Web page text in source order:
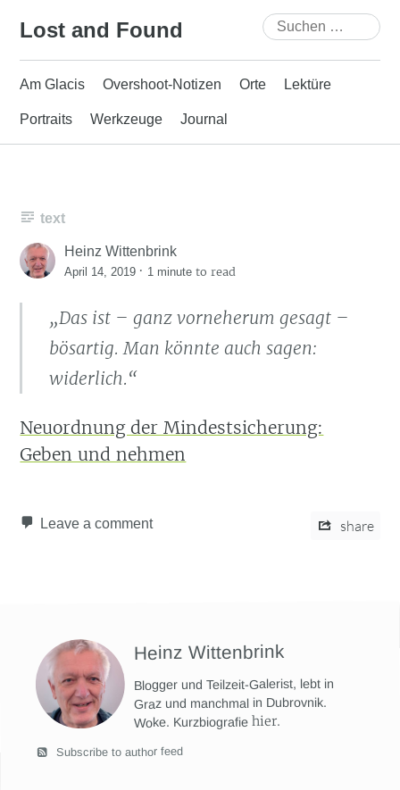
Lost and Found
Suchen
nach:
Am Glacis Overshoot-Notizen Orte Lektüre
Portraits Werkzeuge Journal
text
Heinz Wittenbrink
April 14, 2019 · 1 minute to read
„Das ist – ganz vorneherum gesagt –
bösartig. Man könnte auch sagen:
widerlich.“
Neuordnung der Mindestsicherung:
Geben und nehmen
Leave a comment share
Heinz Wittenbrink
Blogger und Teilzeit-Galerist, lebt in
Graz und manchmal in Dubrovnik.
Woke. Kurzbiografiehier.
Subscribe to author feed